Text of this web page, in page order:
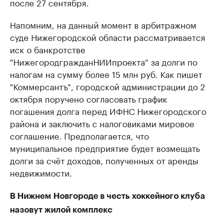
Напомним, на данный момент в арбитражном
суде Нижегородской области рассматривается
иск о банкротстве
"НижегородгражданНИИпроекта" за долги по
налогам на сумму более 15 млн руб. Как пишет
"Коммерсантъ", городской администрации до 2
октября поручено согласовать график
погашения долга перед ИФНС Нижегородского
района и заключить с налоговиками мировое
соглашение. Предполагается, что
муниципальное предприятие будет возмещать
долги за счёт доходов, полученных от аренды
недвижимости.
В Нижнем Новгороде в честь хоккейного клуба
назовут жилой комплекс